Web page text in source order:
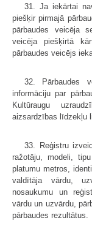
31. Ja iekārtai
piešķir pirmajā
pārbaudes veicēja
veicēja piešķirtā
pārbaudes veicējs
32. Pārbaudes
informāciju par
Kultūraugu
aizsardzības līdzekļu
33. Reģistru
ražotāju, modeli,
platumu metros,
valdītāja vārdu,
nosaukumu un
vārdu un uzvārdu,
pārbaudes rezultātus.